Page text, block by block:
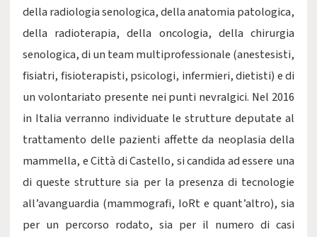
della radiologia senologica, della anatomia patologica,
della radioterapia, della oncologia, della chirurgia
senologica, di un team multiprofessionale (anestesisti,
fisiatri, fisioterapisti, psicologi, infermieri, dietisti) e di
un volontariato presente nei punti nevralgici. Nel 2016
in Italia verranno individuate le strutture deputate al
trattamento delle pazienti affette da neoplasia della
mammella, e Città di Castello, si candida ad essere una
di queste strutture sia per la presenza di tecnologie
all’avanguardia (mammografi, IoRt e quant’altro), sia
per un percorso rodato, sia per il numero di casi